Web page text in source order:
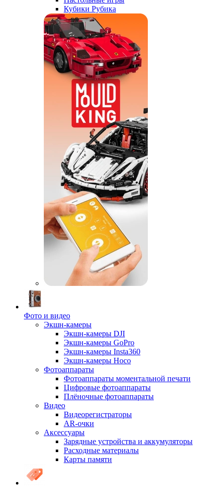
Кубики Рубика
Фото и видео
Экшн-камеры
Экшн-камеры DJI
Экшн-камеры GoPro
Экшн-камеры Insta360
Экшн-камеры Hoco
Фотоаппараты
Фотоаппараты моментальной печати
Цифровые фотоаппараты
Плёночные фотоаппараты
Видео
Видеорегистраторы
AR-очки
Аксессуары
Зарядные устройства и аккумуляторы
Расходные материалы
Карты памяти